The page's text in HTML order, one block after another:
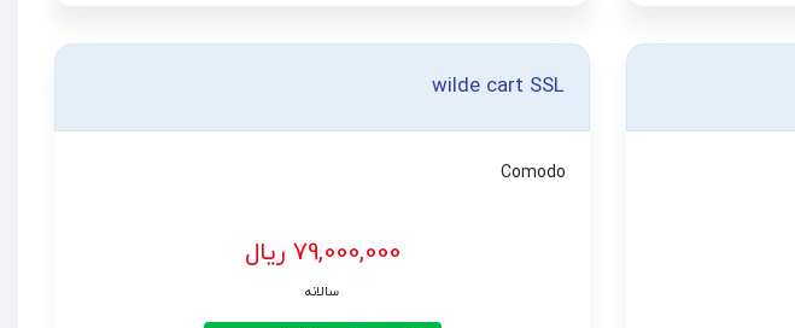
wilde cart SSL
Comodo
79,000,000 ریال
سالانه